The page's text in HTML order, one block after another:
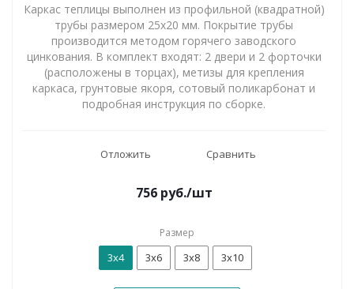
Каркас теплицы выполнен из профильной (квадратной)
трубы размером 25х20 мм. Покрытие трубы
производится методом горячего заводского
цинкования. В комплект входят: 2 двери и 2 форточки
(расположены в торцах), метизы для крепления
каркаса, грунтовые якоря, сотовый поликарбонат и
подробная инструкция по сборке.
Отложить Сравнить
756 руб./шт
Размер
3х4 3х6 3х8 3х10